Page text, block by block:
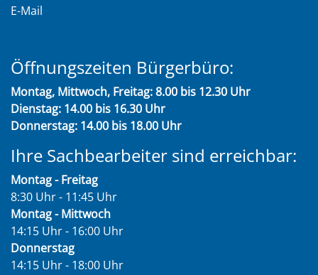
E-Mail
Öffnungszeiten Bürgerbüro:
Montag, Mittwoch, Freitag: 8.00 bis 12.30 Uhr
Dienstag: 14.00 bis 16.30 Uhr
Donnerstag: 14.00 bis 18.00 Uhr
Ihre Sachbearbeiter sind erreichbar:
Montag - Freitag
8:30 Uhr - 11:45 Uhr
Montag - Mittwoch
14:15 Uhr - 16:00 Uhr
Donnerstag
14:15 Uhr - 18:00 Uhr